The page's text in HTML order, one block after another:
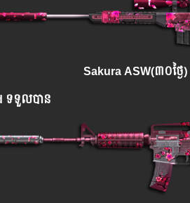
Sakura ASW(៣០ថ្ងៃ)
ទទួលបាន